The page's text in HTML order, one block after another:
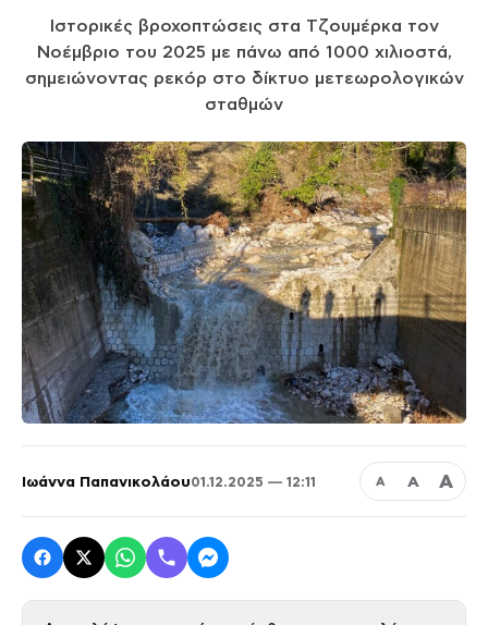
Ιστορικές βροχοπτώσεις στα Τζουμέρκα τον
Νοέμβριο του 2025 με πάνω από 1000 χιλιοστά,
σημειώνοντας ρεκόρ στο δίκτυο μετεωρολογικών
σταθμών
Ιωάννα Παπανικολάου01.12.2025 — 12:11 Α Α Α